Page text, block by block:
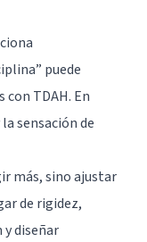
puede
TDAH. En
sensación de
más, sino ajustar
de rigidez,
diseñar